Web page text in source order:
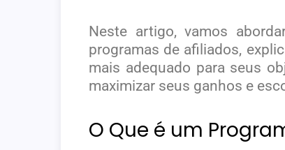
Neste artigo, vamos
programas de afiliados,
mais adequado para seus
maximizar seus ganhos e
O Que é um